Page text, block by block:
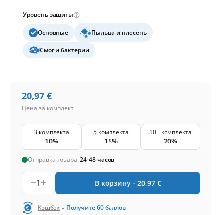
Уровень защиты
Основные Пыльца и плесень
Смог и бактерии
20,97 €
Цена за комплект
3 комплекта
10%
5 комплекта
15%
10+ комплекта
20%
Отправка товара:24-48 часов
1 В корзину - 20,97 €
Кэшбэк - Получите60баллов